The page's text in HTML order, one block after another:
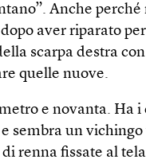
Anche perché
aver riparato per
scarpa destra
quelle nuove.
e novanta. Ha i
sembra un vichingo
renna fissate al